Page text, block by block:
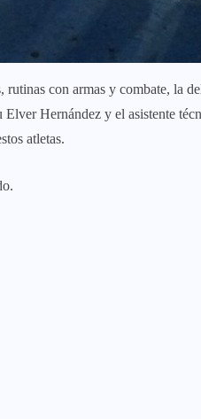
con armas y combate, la
Hernández y el asistente
atletas.